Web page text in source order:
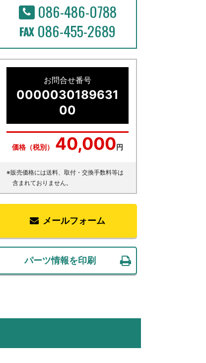
086-486-0788
086-455-2689
お問合せ番号
0000030189631
00
価格（税別） 40,000円
※販売価格には送料、取付・交換手数料等は
含まれておりません。
メールフォーム
パーツ情報を印刷